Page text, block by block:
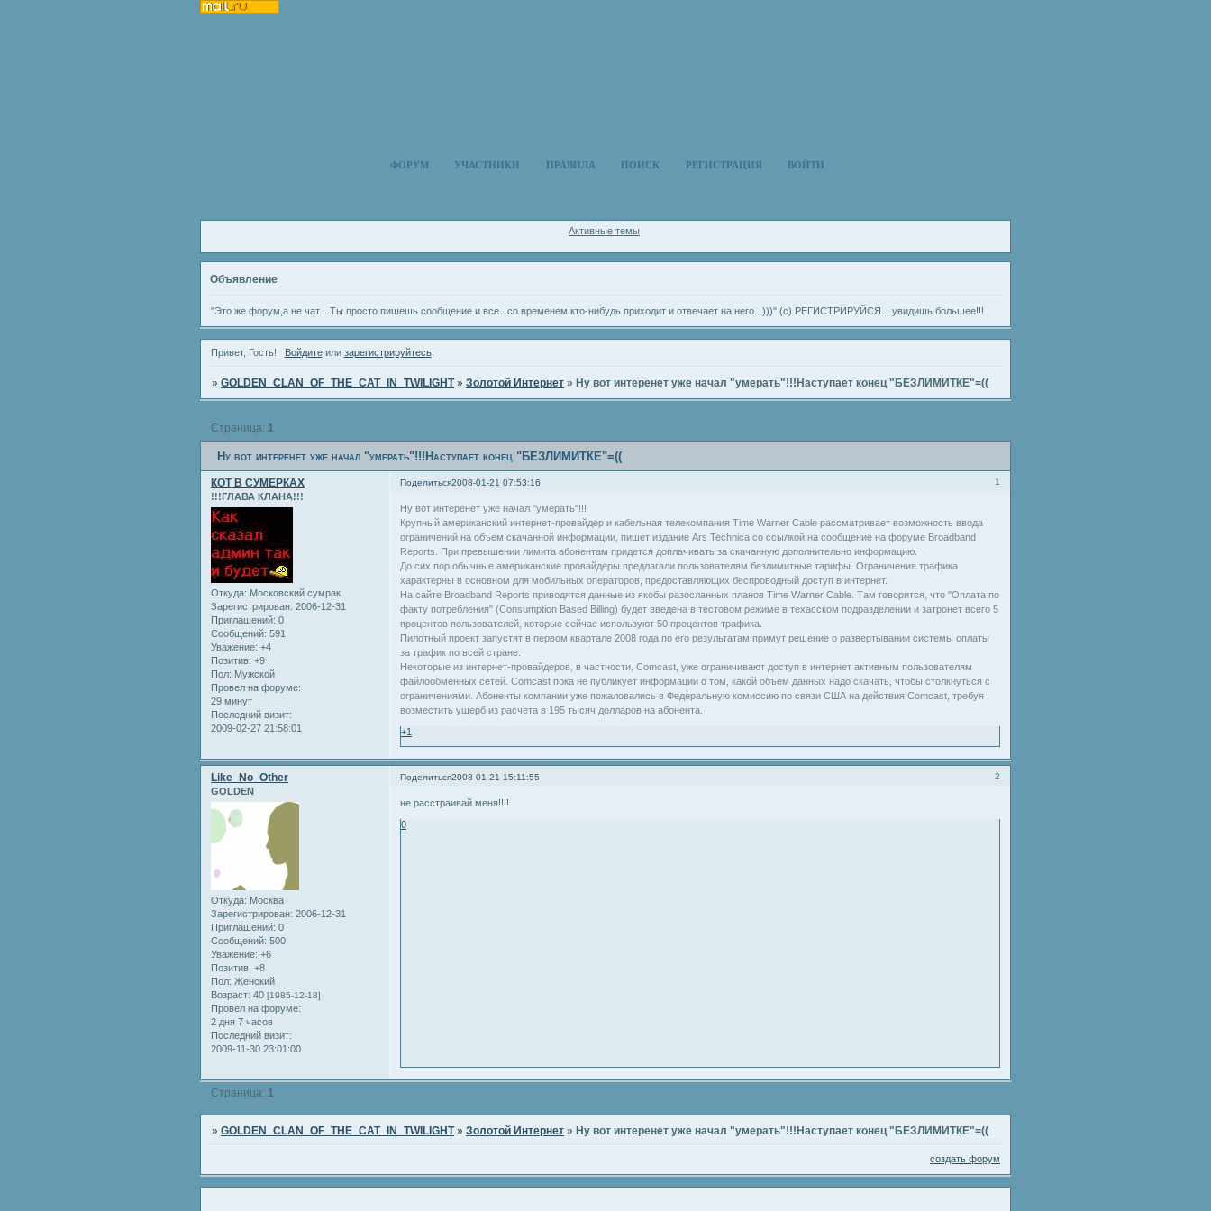
ФОРУМ УЧАСТНИКИ ПРАВИЛА ПОИСК РЕГИСТРАЦИЯ ВОЙТИ
Активные темы
Объявление
"Это же форум,а не чат....Ты просто пишешь сообщение и все...со временем кто-нибудь приходит и отвечает на него...)))" (с) РЕГИСТРИРУЙСЯ....увидишь большее!!!
Привет, Гость! Войдитеили зарегистрируйтесь.
»GOLDEN_CLAN_OF_THE_CAT_IN_TWILIGHT »Золотой Интернет » Ну вот интеренет уже начал "умерать"!!!Наступает конец "БЕЗЛИМИТКЕ"=((
Ну вот интеренет уже начал "умерать"!!!Наступает конец "БЕЗЛИМИТКЕ"=((
Страница: 1
Поделиться 1
2008-01-21 07:53:16
КОТ В СУМЕРКАХ
!!!ГЛАВА КЛАНА!!!
Откуда: Московский сумрак
Зарегистрирован: 2006-12-31
Приглашений: 0
Сообщений: 591
Уважение: +4
Позитив: +9
Пол: Мужской
Провел на форуме:
29 минут
Последний визит:
2009-02-27 21:58:01
Ну вот интеренет уже начал "умерать"!!!
Крупный американский интернет-провайдер и кабельная телекомпания Time Warner Cable рассматривает возможность ввода
ограничений на объем скачанной информации, пишет издание Ars Technica со ссылкой на сообщение на форуме Broadband
Reports. При превышении лимита абонентам придется доплачивать за скачанную дополнительно информацию.
До сих пор обычные американские провайдеры предлагали пользователям безлимитные тарифы. Ограничения трафика
характерны в основном для мобильных операторов, предоставляющих беспроводный доступ в интернет.
На сайте Broadband Reports приводятся данные из якобы разосланных планов Time Warner Cable. Там говорится, что "Оплата по
факту потребления" (Consumption Based Billing) будет введена в тестовом режиме в техасском подразделении и затронет всего 5
процентов пользователей, которые сейчас используют 50 процентов трафика.
Пилотный проект запустят в первом квартале 2008 года по его результатам примут решение о развертывании системы оплаты
за трафик по всей стране.
Некоторые из интернет-провайдеров, в частности, Comcast, уже ограничивают доступ в интернет активным пользователям
файлообменных сетей. Comcast пока не публикует информации о том, какой объем данных надо скачать, чтобы столкнуться с
ограничениями. Абоненты компании уже пожаловались в Федеральную комиссию по связи США на действия Comcast, требуя
возместить ущерб из расчета в 195 тысяч долларов на абонента.
+1
Поделиться 2
2008-01-21 15:11:55
Like_No_Other
GOLDEN
Откуда: Москва
Зарегистрирован: 2006-12-31
Приглашений: 0
Сообщений: 500
Уважение: +6
Позитив: +8
Пол: Женский
Возраст: 40 [1985-12-18]
Провел на форуме:
2 дня 7 часов
Последний визит:
2009-11-30 23:01:00
не расстраивай меня!!!!
0
Страница: 1
»GOLDEN_CLAN_OF_THE_CAT_IN_TWILIGHT »Золотой Интернет »Ну вот интеренет уже начал "умерать"!!!Наступает конец "БЕЗЛИМИТКЕ"=((
создать форум